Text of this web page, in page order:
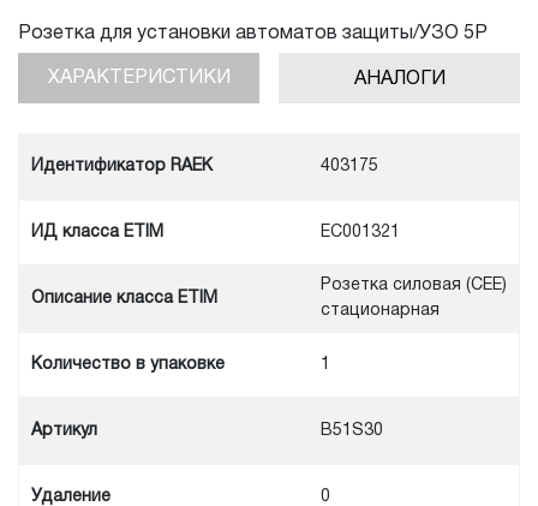
Розетка для установки автоматов защиты/УЗО 5Р
АНАЛОГИ
ХАРАКТЕРИСТИКИ
Идентификатор RAEK 403175
ИД класса ETIM EC001321
Описание класса ETIM
Розетка силовая (CEE)
стационарная
Количество в упаковке 1
Артикул B51S30
Удаление 0